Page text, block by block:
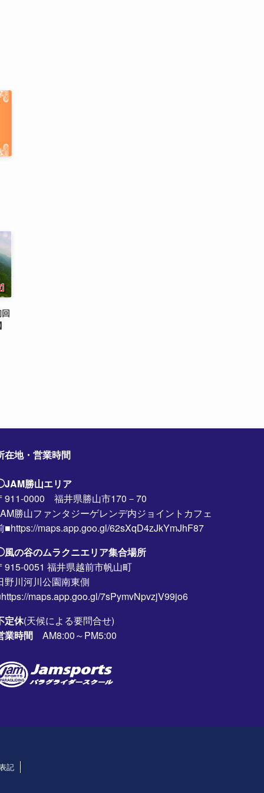
在地・営業時間
勝山エリア
911-0000 福井県勝山市170－70
勝山ファンタジーゲレンデ内ジョイントカフェ
■https://maps.app.goo.gl/62sXqD4zJkYmJhF87
の谷のムラクニエリア集合場所
915-0051 福井県越前市帆山町
野川河川公園南東側
maps.app.goo.gl/7sPymvNpvzjV99jo6
定休(天候による要問合せ)
業時間 AM8:00～PM5:00
記